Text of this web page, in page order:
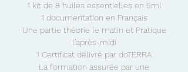
1 kit de 8 huiles essentielles en 5ml
1 documentation en Français
Une partie théorie le matin et Pratique
l'après-midi
1 Certificat délivré par doTERRA
La formation assurée par une